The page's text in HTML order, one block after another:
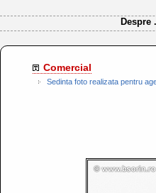
Despre
Comercial
Sedinta foto realizata pentru